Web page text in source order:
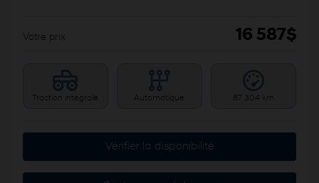
Votre prix 16 587$
Traction intégrale Automatique 87 304 km
Vérifier la disponibilité